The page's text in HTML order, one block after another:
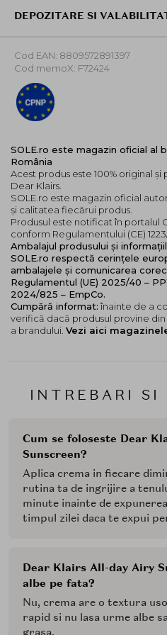
INTREBARI SI
Cum se foloseste Dear
Sunscreen?
Aplica crema in fiecare
rutina ta de ingrijire a
minute inainte de
timpul zilei daca te expui
Dear Klairs All-day Airy
albe pe fata?
Nu, crema are o textura
rapid si nu lasa urme albe
DEPOZITARE SI
Cod EAN: 8809572891397
Cod memoX: F72424
SOLE.ro este magazin oficial al
România
Acest produs este 100% original
Dear Klairs.
SOLE.ro este magazin oficial
și calitatea fiecărui produs.
Produsul este notificat în portalul
conform Regulamentului (CE)
Ambalajul produsului și
SOLE.ro respectă cerințele
ambalajele și comunicarea
Regulamentul (UE) 2025/40 –
2024/825 – EmpCo.
Cumpără informat: înainte de a
verifică dacă produsul provine
a brandului. Vezi aici